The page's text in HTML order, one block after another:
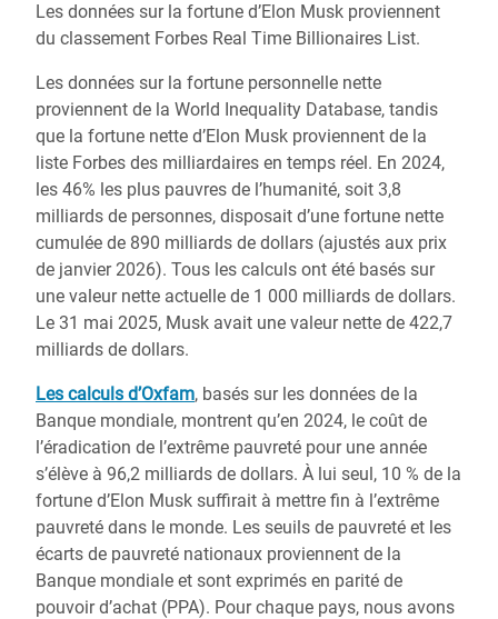
Les données sur la fortune d’Elon Musk proviennent
du classement Forbes Real Time Billionaires List.
Les données sur la fortune personnelle nette
proviennent de la World Inequality Database, tandis
que la fortune nette d’Elon Musk proviennent de la
liste Forbes des milliardaires en temps réel. En 2024,
les 46% les plus pauvres de l’humanité, soit 3,8
milliards de personnes, disposait d’une fortune nette
cumulée de 890 milliards de dollars (ajustés aux prix
de janvier 2026). Tous les calculs ont été basés sur
une valeur nette actuelle de 1 000 milliards de dollars.
Le 31 mai 2025, Musk avait une valeur nette de 422,7
milliards de dollars.
Les calculs d’Oxfam, basés sur les données de la
Banque mondiale, montrent qu’en 2024, le coût de
l’éradication de l’extrême pauvreté pour une année
s’élève à 96,2 milliards de dollars. À lui seul, 10 % de la
fortune d’Elon Musk suffirait à mettre fin à l’extrême
pauvreté dans le monde. Les seuils de pauvreté et les
écarts de pauvreté nationaux proviennent de la
Banque mondiale et sont exprimés en parité de
pouvoir d’achat (PPA). Pour chaque pays, nous avons